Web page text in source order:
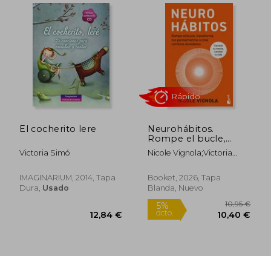
8,90 €
El cocherito lere
Victoria Simó
IMAGINARIUM, 2014, Tapa
Dura, Usado
Neurohábitos.
Rompe el bucle,
transforma tus
pensamientos y crea
Nicole Vignola;Victoria
Booket, 2026, Tapa
Blanda, Nuevo